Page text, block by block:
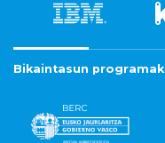
Bikaintasun programak